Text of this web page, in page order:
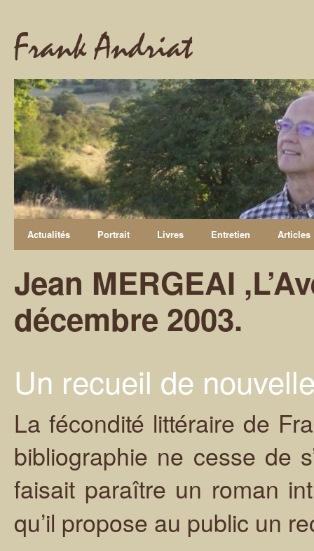
Frank Andriat
Actualités Portrait Livres Entretien Articles
Jean MERGEAI
décembre 2003.
Un recueil de
La fécondité littéraire de
bibliographie ne cesse de
faisait paraître un roman
qu’il propose au public un